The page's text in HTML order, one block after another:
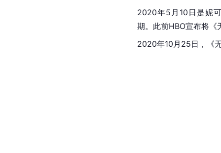
2020年5月10日是妮
期。此前HBO宣布将《
2020年10月25日，《